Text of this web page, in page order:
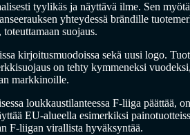
tyylikäs ja näyttävä ilme. Sen
yhteydessä brändille
suojaus.
kirjoitusmuodoissa sekä uusi logo.
on tehty kymmeneksi
markkinoille.
loukkaustilanteessa F-liiga päättää,
EU-alueella esimerkiksi
F-liigan virallista hyväksyntää.